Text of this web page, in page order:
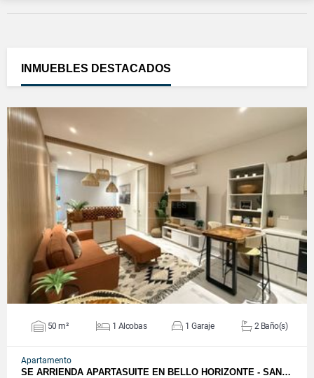
INMUEBLES DESTACADOS
VER DETALLES
50 m² 1 Alcobas 1 Garaje 2 Baño(s)
Apartamento
SE ARRIENDA APARTASUITE EN BELLO HORIZONTE - SAN…